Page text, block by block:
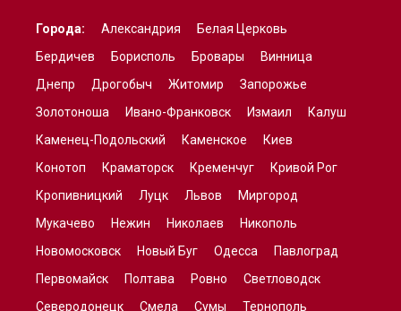
Города: Александрия
Белая Церковь
Бердичев
Борисполь Бровары
Винница
Днепр
Дрогобыч Житомир
Запорожье
Золотоноша
Ивано-Франковск Измаил
Калуш
Каменец-Подольский
Каменское
Киев
Конотоп
Краматорск Кременчуг
Кривой Рог
Кропивницкий
Луцк Львов
Миргород
Мукачево
Нежин Николаев
Никополь
Новомосковск
Новый Буг Одесса
Павлоград
Первомайск
Полтава Ровно
Светловодск
Северодонецк
Смела Сумы Тернополь